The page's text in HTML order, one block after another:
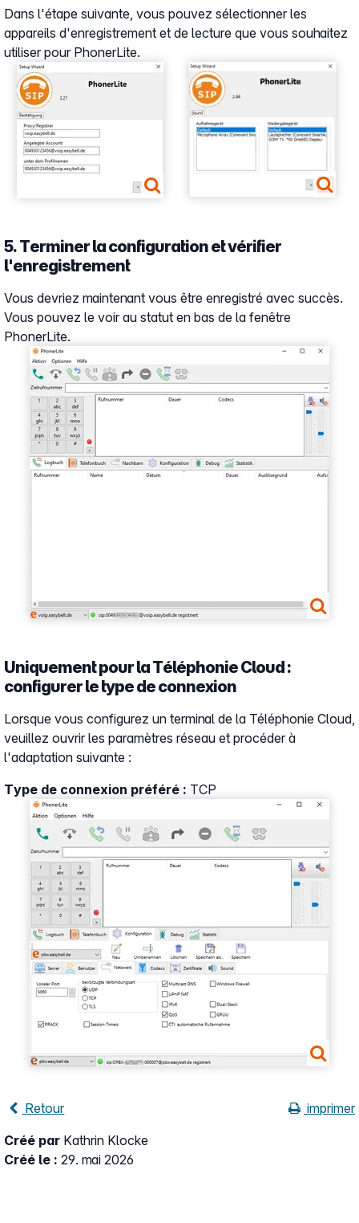
Show larger version Show larger version
Dans l'étape suivante, vous pouvez sélectionner les
appareils d'enregistrement et de lecture que vous souhaitez
utiliser pour PhonerLite.
Show larger version
5. Terminer la configuration et vérifier
l'enregistrement
Vous devriez maintenant vous être enregistré avec succès.
Vous pouvez le voir au statut en bas de la fenêtre
PhonerLite.
Show larger version
Uniquement pour la Téléphonie Cloud :
configurer le type de connexion
Lorsque vous configurez un terminal de la Téléphonie Cloud,
veuillez ouvrir les paramètres réseau et procéder à
l'adaptation suivante :
Type de connexion préféré : TCP
Retour
imprimer
Créé par Kathrin Klocke
Créé le : 29. mai 2026